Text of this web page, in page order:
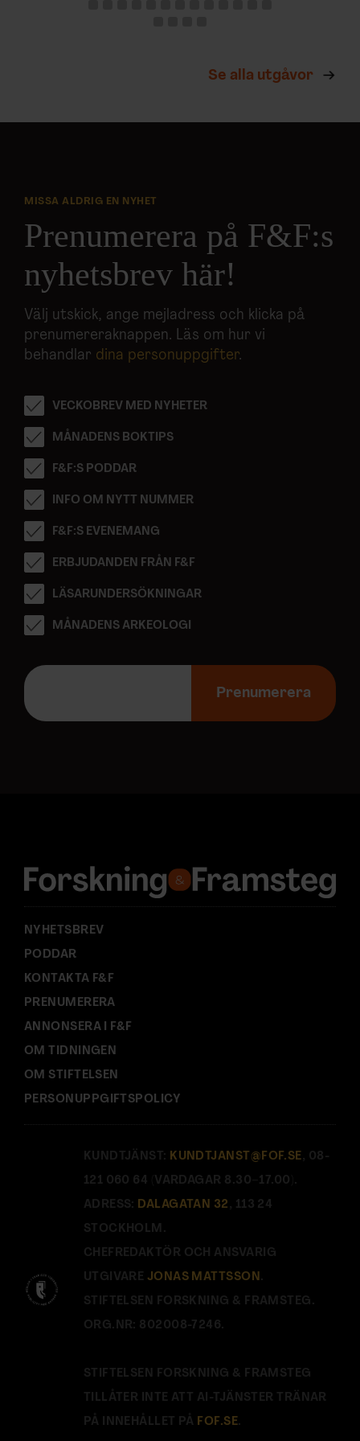
Se alla utgåvor
MISSA ALDRIG EN NYHET
Prenumerera på F&F:s
nyhetsbrev här!
Välj utskick, ange mejladress och klicka på
prenumereraknappen. Läs om hur vi
behandlar dina personuppgifter.
VECKOBREV MED NYHETER
MÅNADENS BOKTIPS
F&F:S PODDAR
INFO OM NYTT NUMMER
F&F:S EVENEMANG
ERBJUDANDEN FRÅN F&F
LÄSARUNDERSÖKNINGAR
MÅNADENS ARKEOLOGI
E
p
s
:
Prenumerera
NYHETSBREV
PODDAR
KONTAKTA F&F
PRENUMERERA
ANNONSERA I F&F
OM TIDNINGEN
OM STIFTELSEN
PERSONUPPGIFTSPOLICY
KUNDTJÄNST: KUNDTJANST@FOF.SE , 08-
121 060 64 (VARDAGAR 8.30–17.00).
ADRESS: DALAGATAN 32 , 113 24
STOCKHOLM.
CHEFREDAKTÖR OCH ANSVARIG
UTGIVARE JONAS MATTSSON.
STIFTELSEN FORSKNING & FRAMSTEG.
ORG.NR: 802008-7246.
STIFTELSEN FORSKNING & FRAMSTEG
TILLÅTER INTE ATT AI-TJÄNSTER TRÄNAR
PÅ INNEHÅLLET PÅ FOF.SE.